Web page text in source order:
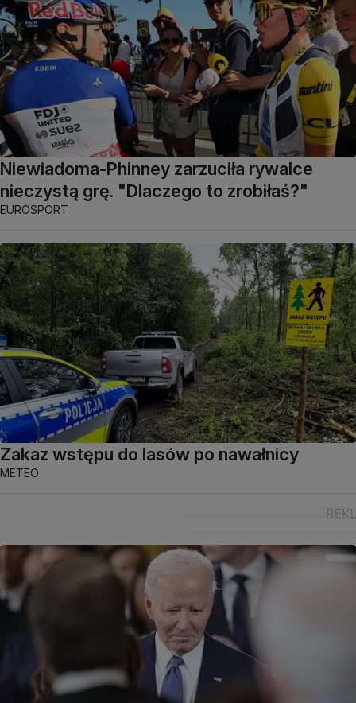
Niewiadoma-Phinney zarzuciła rywalce
nieczystą grę. "Dlaczego to zrobiłaś?"
EUROSPORT
Zakaz wstępu do lasów po nawałnicy
METEO